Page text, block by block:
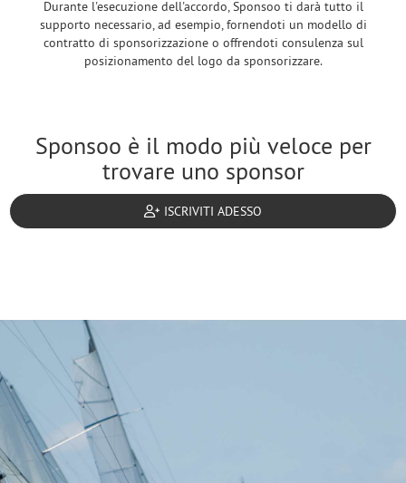
Durante l'esecuzione dell'accordo, Sponsoo ti darà tutto il
supporto necessario, ad esempio, fornendoti un modello di
contratto di sponsorizzazione o offrendoti consulenza sul
posizionamento del logo da sponsorizzare.
Sponsoo è il modo più veloce per
trovare uno sponsor
ISCRIVITI ADESSO